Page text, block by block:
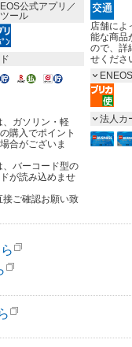
公式アプリ／
ール
、ガソリン・軽
購入でポイント
合がございま
、バーコード型の
が読み込めませ
ご確認お願い致
店舗によ
能な商品
ので、詳
せくださ
法人カ